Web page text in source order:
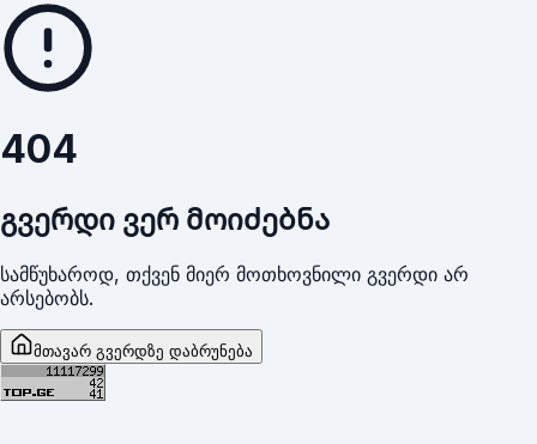
404
გვერდი ვერ მოიძებნა
სამწუხაროდ, თქვენ მიერ მოთხოვნილი გვერდი არ
არსებობს.
მთავარ გვერდზე დაბრუნება